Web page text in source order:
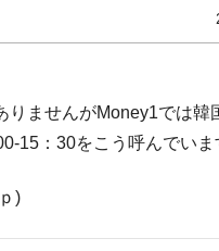
は売れている。6カ月で対
米勢力」
府「2035年までに18.4GW
りませんがMoney1では韓
15：30をこう呼んでいま
)